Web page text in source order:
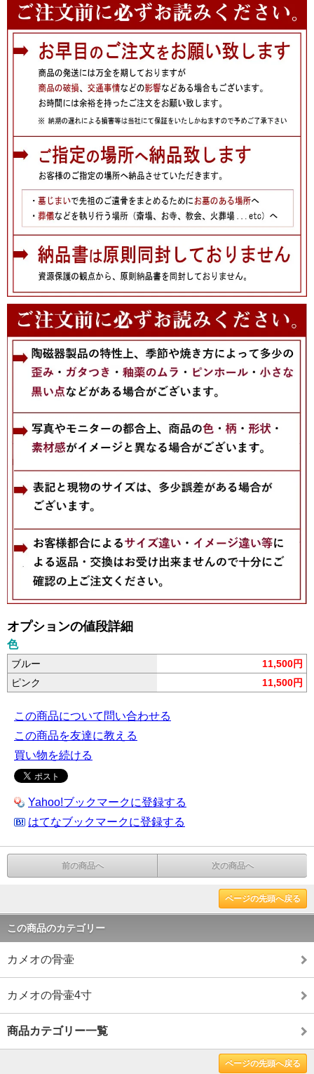
オプションの値段詳細
色
ブルー
11,500円
ピンク
11,500円
この商品について問い合わせる
この商品を友達に教える
買い物を続ける
Yahoo!ブックマークに登録する
はてなブックマークに登録する
前の商品へ 次の商品へ
ページの先頭へ戻る
この商品のカテゴリー
カメオの骨壷
カメオの骨壷4寸
商品カテゴリー一覧
ページの先頭へ戻る